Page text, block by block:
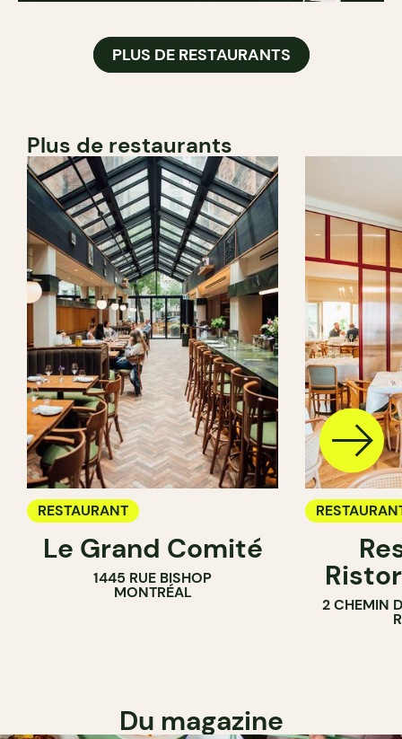
PLUS DE RESTAURANTS
Plus de restaurants
RESTAURANT
Le Grand Comité
1445 RUE BISHOP
MONTRÉAL
2 CHEMIN
Du magazine